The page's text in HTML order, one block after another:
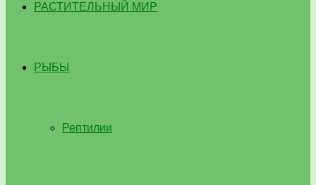
РАСТИТЕЛЬНЫЙ МИР
РЫБЫ
Рептилии